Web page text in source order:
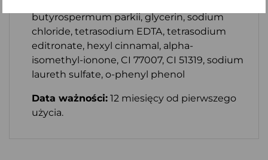
butyrospermum parkii, glycerin, sodium
chloride, tetrasodium EDTA, tetrasodium
editronate, hexyl cinnamal, alpha-
isomethyl-ionone, CI 77007, CI 51319, sodium
laureth sulfate, o-phenyl phenol
Data ważności: 12 miesięcy od pierwszego
użycia.